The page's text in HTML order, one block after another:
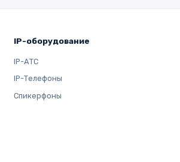
IP-оборудование
IP-АТС
IP-Телефоны
Спикерфоны